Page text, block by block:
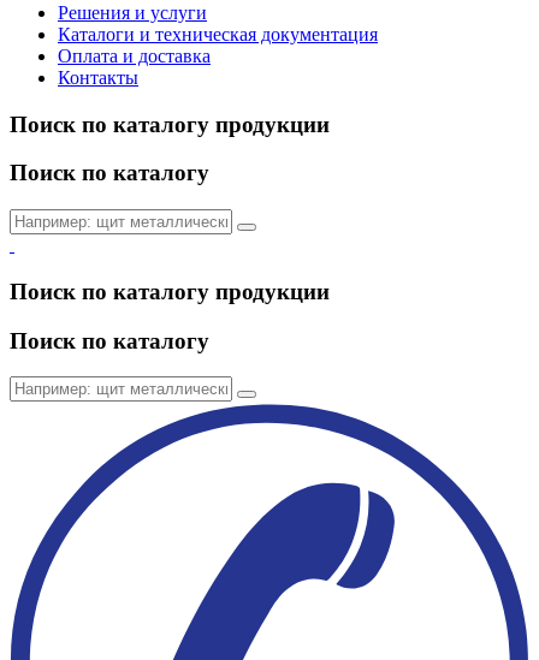
Решения и услуги
Каталоги и техническая документация
Оплата и доставка
Контакты
Поиск по каталогу продукции
Поиск по каталогу
Поиск по каталогу продукции
Поиск по каталогу